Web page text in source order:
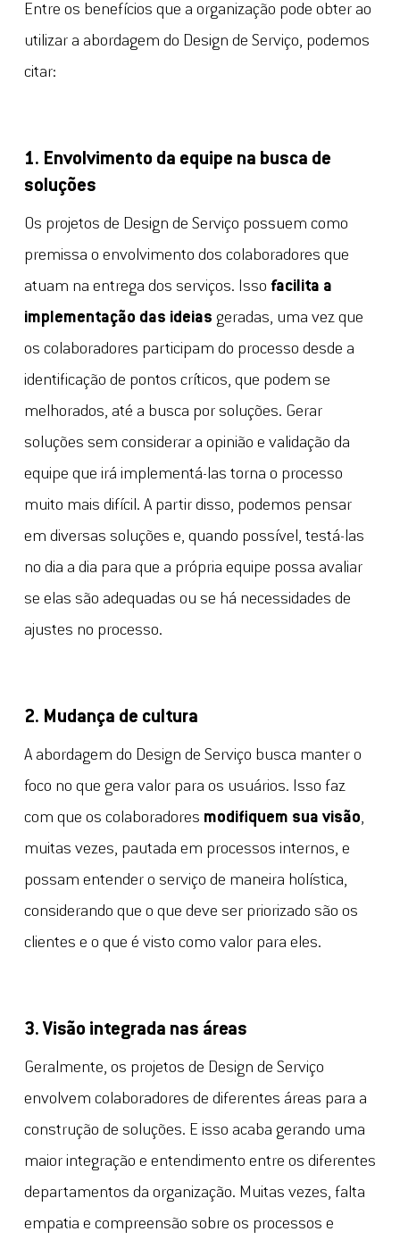
Entre os benefícios que a organização pode obter ao
utilizar a abordagem do Design de Serviço, podemos
citar:
1. Envolvimento da equipe na busca de
soluções
Os projetos de Design de Serviço possuem como
premissa o envolvimento dos colaboradores que
atuam na entrega dos serviços. Isso facilita a
implementação das ideias geradas, uma vez que
os colaboradores participam do processo desde a
identificação de pontos críticos, que podem se
melhorados, até a busca por soluções. Gerar
soluções sem considerar a opinião e validação da
equipe que irá implementá-las torna o processo
muito mais difícil. A partir disso, podemos pensar
em diversas soluções e, quando possível, testá-las
no dia a dia para que a própria equipe possa avaliar
se elas são adequadas ou se há necessidades de
ajustes no processo.
2. Mudança de cultura
A abordagem do Design de Serviço busca manter o
foco no que gera valor para os usuários. Isso faz
com que os colaboradores modifiquem sua visão,
muitas vezes, pautada em processos internos, e
possam entender o serviço de maneira holística,
considerando que o que deve ser priorizado são os
clientes e o que é visto como valor para eles.
3. Visão integrada nas áreas
Geralmente, os projetos de Design de Serviço
envolvem colaboradores de diferentes áreas para a
construção de soluções. E isso acaba gerando uma
maior integração e entendimento entre os diferentes
departamentos da organização. Muitas vezes, falta
empatia e compreensão sobre os processos e